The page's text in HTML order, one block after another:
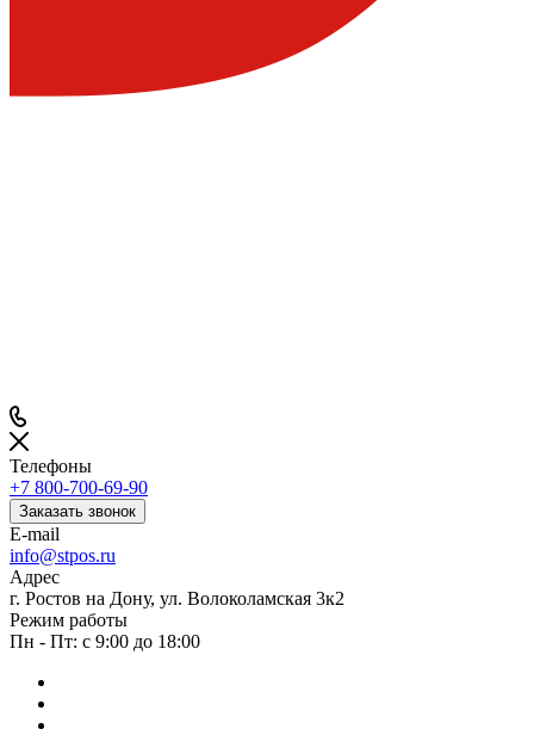
Телефоны
+7 800-700-69-90
Заказать звонок
E-mail
info@stpos.ru
Адрес
г. Ростов на Дону, ул. Волоколамская 3к2
Режим работы
Пн - Пт: с 9:00 до 18:00